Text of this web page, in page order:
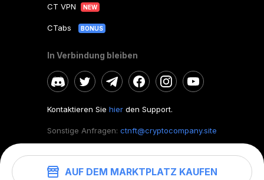
AUF DEM MARKTPLATZ KAUFEN
CT VPN NEW
CTabs BONUS
In Verbindung bleiben
Kontaktieren Sie hier den Support.
Sonstige Anfragen: ctnft@cryptocompany.site